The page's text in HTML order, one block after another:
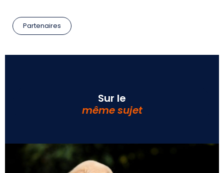
Partenaires
Sur le
même sujet